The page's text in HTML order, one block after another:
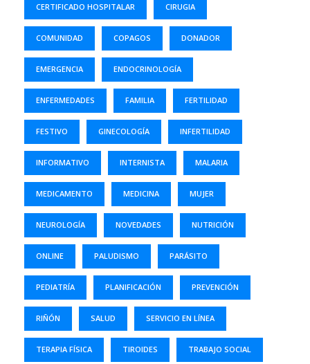
CERTIFICADO HOSPITALAR CIRUGIA
COMUNIDAD COPAGOS DONADOR
EMERGENCIA ENDOCRINOLOGÍA
ENFERMEDADES FAMILIA FERTILIDAD
FESTIVO GINECOLOGÍA INFERTILIDAD
INFORMATIVO INTERNISTA MALARIA
MEDICAMENTO MEDICINA MUJER
NEUROLOGÍA NOVEDADES NUTRICIÓN
ONLINE PALUDISMO PARÁSITO
PEDIATRÍA PLANIFICACIÓN PREVENCIÓN
RIÑÓN SALUD SERVICIO EN LÍNEA
TERAPIA FÍSICA TIROIDES TRABAJO SOCIAL